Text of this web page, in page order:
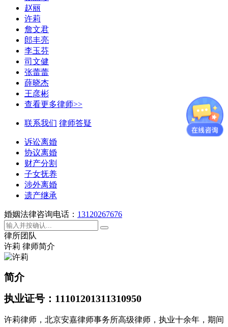
赵丽
许莉
詹文君
郎丰亮
李玉芬
司文健
张蕾蕾
薛晓杰
王彦彬
查看更多律师>>
联系我们 律师答疑
诉讼离婚
协议离婚
财产分割
子女抚养
涉外离婚
遗产继承
婚姻法律咨询电话： 13120267676
律所团队
许莉 律师简介
简介
执业证号：11101201311310950
许莉律师，北京安嘉律师事务所高级律师，执业十余年，期间